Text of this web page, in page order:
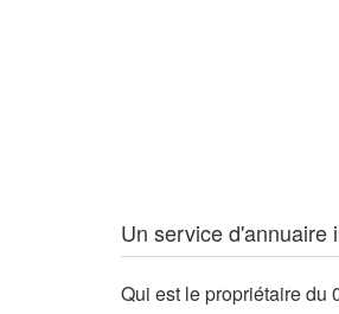
Un service d'annuaire
Qui est le propriétaire du